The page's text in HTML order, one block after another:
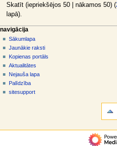
Skatīt (iepriekšējos 50| nākamos 50) (
lapā).
N
a
v
g
ā
c
a
lapas darbības
kategorija
diskusija
skatīt
aplūkot
kodu
vēsture
dalībnieka rīki
pieslēgties
navigācija
Sākumlapa
Jaunākie raksti
Kopienas portāls
Aktualitātes
Nejauša lapa
Palīdzība
sitesupport
navigācija